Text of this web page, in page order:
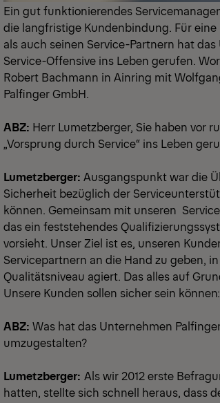
Ein gut funktionierendes
die langfristige Kundenbindung. Für
als auch seinen Service-Partnern hat
Service-Offensive ins Leben gerufen.
Robert Bachmann in Ainring mit
Palfinger GmbH.
ABZ: Herr Lumetzberger, Sie haben vor
„Vorsprung durch Service“ ins Leben
Lumetzberger: Ausgangspunkt war die
Sicherheit bezüglich der
können. Gemeinsam mit unseren
das ein feststehendes
vorsieht. Unser Ziel ist es, unseren
Servicepartnern an die Hand zu geben,
Qualitätsniveau agiert. Das alles auf
Unsere Kunden sollen sicher sein
ABZ: Was hat das Unternehmen
umzugestalten?
Lumetzberger: Als wir 2012 erste
hatten, stellte sich schnell heraus, dass